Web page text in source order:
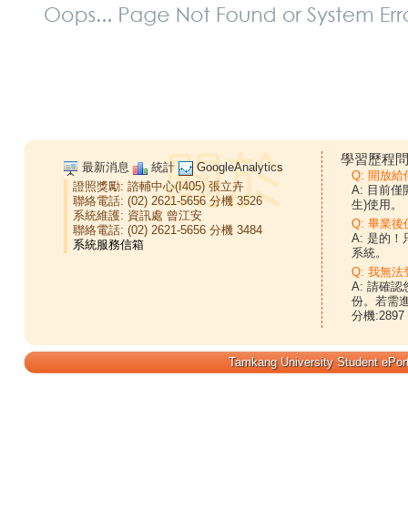
最新消息 統計
GoogleAnalytics
證照獎勵: 諮輔中心(I405)張立卉
聯絡電話: (02) 2621-5656 分機 3526
系統維護: 資訊處 曾江安
聯絡電話: (02) 2621-5656 分機 3484
學習歷程
Q: 開放給
A: 目前僅
生)使用。
Q: 畢業後
A: 是的！
系統。
Q: 我無法
A: 請確認
份。若需
分機:2897
Tamkang University Student